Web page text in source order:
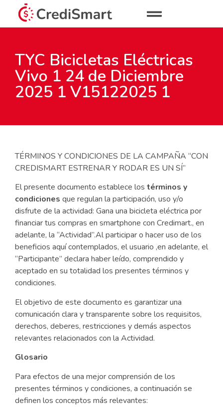
TYC Bicicletas Eléctricas
Vivo 1 24 de Diciembre
2025 1 V15122025 1
TÉRMINOS Y CONDICIONES DE LA CAMPAÑA “CON
CREDISMART ESTRENAR Y RODAR ES UN SÍ”
El presente documento establece los términos y
condiciones que regulan la participación, uso y/o
disfrute de la actividad: Gana una bicicleta eléctrica por
financiar tus compras en smartphone con Credimart., en
adelante, la “Actividad”.Al participar o hacer uso de los
beneficios aquí contemplados, el usuario ,en adelante, el
“Participante” declara haber leído, comprendido y
aceptado en su totalidad los presentes términos y
condiciones.
El objetivo de este documento es garantizar una
comunicación clara y transparente sobre los requisitos,
derechos, deberes, restricciones y demás aspectos
relevantes relacionados con la Actividad.
Glosario
Para efectos de una mejor comprensión de los
presentes términos y condiciones, a continuación se
definen los conceptos más relevantes: